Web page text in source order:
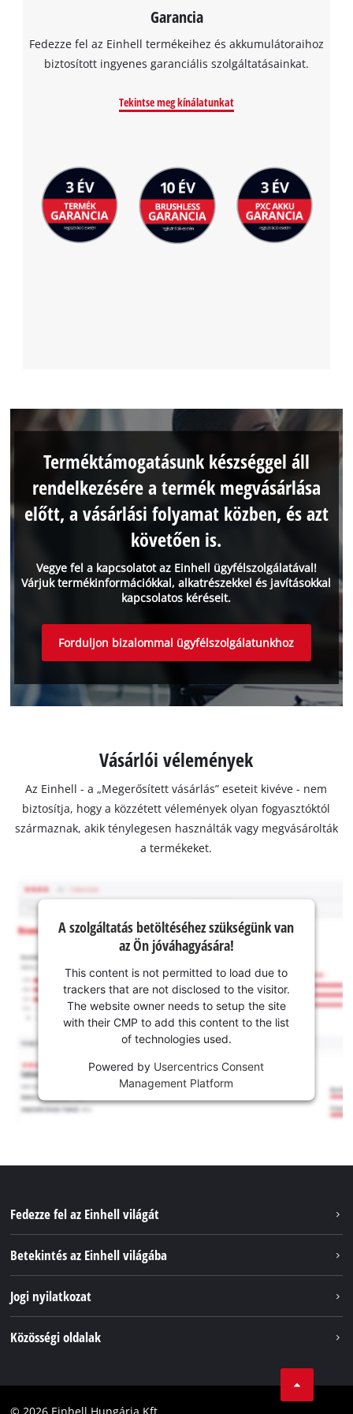
Garancia
Fedezze fel az Einhell termékeihez és akkumulátoraihoz
biztosított ingyenes garanciális szolgáltatásainkat.
Tekintse meg kínálatunkat
Vegye fel a kapcsolatot az Einhell ügyfélszolgálatával!
Várjuk termékinformációkkal, alkatrészekkel és javításokkal
kapcsolatos kéréseit.
Terméktámogatásunk készséggel áll
rendelkezésére a termék megvásárlása
előtt, a vásárlási folyamat közben, és azt
követően is.
Forduljon bizalommal ügyfélszolgálatunkhoz
Vásárlói vélemények
Az Einhell - a „Megerősített vásárlás” eseteit kivéve - nem
biztosítja, hogy a közzétett vélemények olyan fogyasztóktól
származnak, akik ténylegesen használták vagy megvásárolták
a termékeket.
A szolgáltatás betöltéséhez szükségünk van
az Ön jóváhagyására!
This content is not permitted to load due to
trackers that are not disclosed to the visitor.
The website owner needs to setup the site
with their CMP to add this content to the list
of technologies used.
Powered by Usercentrics Consent
Management Platform
Fedezze fel az Einhell világát
Betekintés az Einhell világába
Az Einhell világszerte
Jogi nyilatkozat
Akadálymentesítési Nyilatkozat
Közösségi oldalak